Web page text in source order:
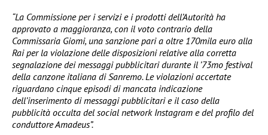
“La Commissione per i servizi e i prodotti dell’Autorità ha
approvato a maggioranza, con il voto contrario della
Commissaria Giomi, una sanzione pari a oltre 170mila euro alla
Rai per la violazione delle disposizioni relative alla corretta
segnalazione dei messaggi pubblicitari durante il ’73mo festival
della canzone italiana di Sanremo. Le violazioni accertate
riguardano cinque episodi di mancata indicazione
dell’inserimento di messaggi pubblicitari e il caso della
pubblicità occulta del social network Instagram e del profilo del
conduttore Amadeus”.